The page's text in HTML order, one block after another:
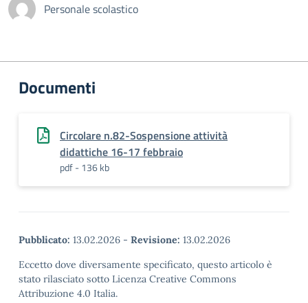
Personale scolastico
Documenti
Circolare n.82-Sospensione attività
didattiche 16-17 febbraio
pdf - 136 kb
Pubblicato: 13.02.2026 - Revisione: 13.02.2026
Eccetto dove diversamente specificato, questo articolo è
stato rilasciato sotto Licenza Creative Commons
Attribuzione 4.0 Italia.